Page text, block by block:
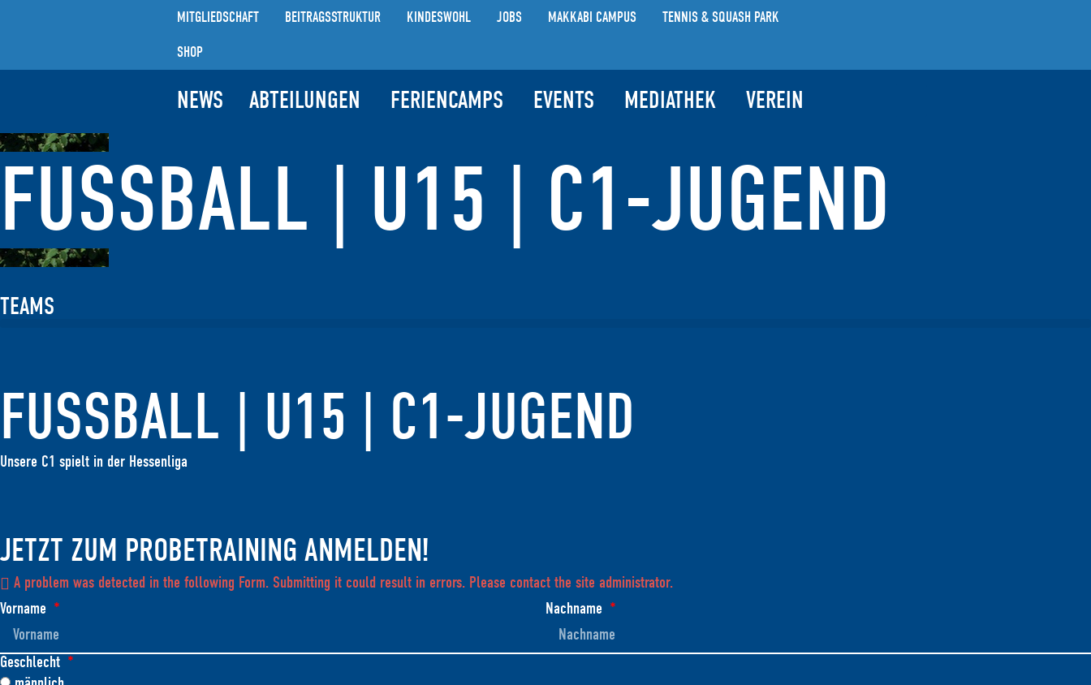
MITGLIEDSCHAFT BEITRAGSSTRUKTUR KINDESWOHL JOBS MAKKABI CAMPUS TENNIS & SQUASH PARK
SHOP
NEWS ABTEILUNGEN FERIENCAMPS EVENTS MEDIATHEK VEREIN
FUSSBALL | U15 | C1-JUGEND
TEAMS
FUSSBALL | U15 | C1-JUGEND
Unsere C1 spielt in der Hessenliga
JETZT ZUM PROBETRAINING ANMELDEN!
A problem was detected in the following Form. Submitting it could result in errors. Please contact the site administrator.
Vorname
Nachname
Geschlecht